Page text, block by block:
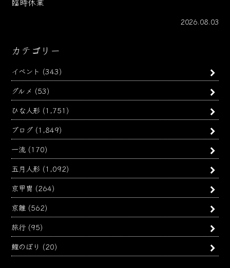
2026.08.03
カテゴリー
イベント (343)
グルメ (53)
ひな人形 (1,751)
ブログ (1,849)
一流 (170)
五月人形 (1,092)
京甲冑 (264)
京雛 (562)
旅行 (95)
鯉のぼり (20)